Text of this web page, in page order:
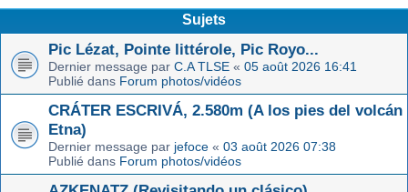
Sujets
Pic Lézat, Pointe littérole, Pic Royo...
Dernier message par C.A TLSE « 05 août 2026 16:41
Publié dans Forum photos/vidéos
CRÁTER ESCRIVÁ, 2.580m (A los pies del volcán
Etna)
Dernier message par jefoce « 03 août 2026 07:38
Publié dans Forum photos/vidéos